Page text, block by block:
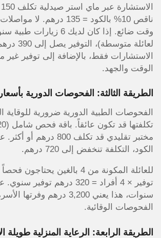
ناقص 10% بالكود = 135 درهم.
وقت ضائع. إذا كان لديك 6
لعائلة
الاستشارات فقط، بالإضافة إلى توفير
الوقت والجهد.
الطريقة الثالثة: الفحوصات الدورية
الفحوصات الطبية الدورية ضرورية للوقاية
مختبر تقليدي قد تكلف 800
الكود، التكلفة تنخفض إلى 720 درهم.
سنوات، هذا يعني 3,200 درهم
الفحوصات الوقائية.
الطريقة الرابعة: الرعاية المنزلية طويلة